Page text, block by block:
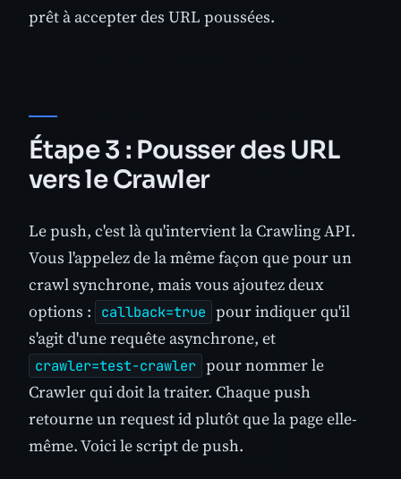
prêt à accepter des URL poussées.
Étape 3 : Pousser des URL
vers le Crawler
Le push, c'est là qu'intervient la Crawling API.
Vous l'appelez de la même façon que pour un
crawl synchrone, mais vous ajoutez deux
options :
callback=true pour indiquer qu'il
s'agit d'une requête asynchrone, et
crawler=test-crawler pour nommer le
Crawler qui doit la traiter. Chaque push
retourne un request id plutôt que la page elle-
même. Voici le script de push.